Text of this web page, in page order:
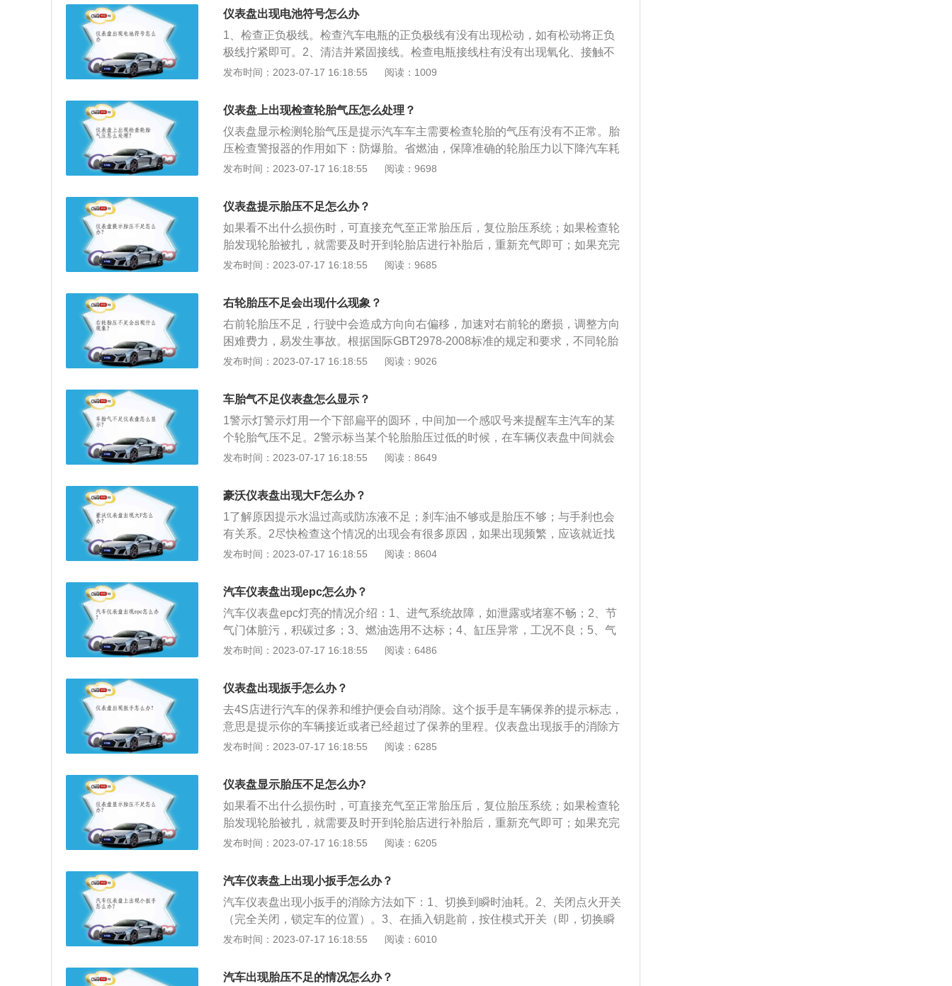
胎被损坏了，所以会亮起黄灯，这时就要赶快对轮胎进行修补，或者是更换，就
可以解决这一问题。当仪表盘上出现了相应的提示后，车主一定要特别的警惕，
不要因为自己的疏忽，影响了行车的安全。在遇到相应提示灯亮起时，自己解决
主发现胎压警报之后，可是身边没有专门的轮胎压力表，此时就能通过目测的方
式，去观察一下轮胎的花纹，以及跟地面之间接触的面积，从而去判断轮胎是否
有漏气的现象。如果漏气不是很明显，车辆还是可以继续行驶，但注意速度不能
太快，车速需要控制在50km/h以内。如果由于轮胎漏气情况很严重，无法继续行
驶下去，此时就能在车辆后面的位置放一个警示牌。同时把汽车的双闪警告灯打
很可能会因为胎压偏低，最终造成轮胎侧面被轮毂碾压，最终造成损坏。
仪表盘出现电池符号怎么办
1、检查正负极线。检查汽车电瓶的正负极线有没有出现松动，如有松动将正负
极线拧紧即可。2、清洁并紧固接线。检查电瓶接线柱有没有出现氧化、接触不
良的问题，有氧化的地方需要清洁打磨，因为氧化物可能会阻挡电瓶充电，接触
效的问题，可以用万用表测量电瓶电压，如果显示是12伏以上，说明电瓶没有问
题，如不是，说明电瓶损坏，需要维修或更换。4、维修发电机。发电机电压调
节器故障、励磁线路故障等问题导致仪表盘出现电池符号，要对发电机进行故障
排除，并进行维修。5、充电。可能是蓄电池电量不足造成的，需要及时充电。
6、关闭用电设备。可能车上用电设备出现了串电的现象，需要先将设备都关闭
电，需要及时更换。8、调整张紧轮。张紧轮过松会导致供电系统不工作，需要
调整张紧轮。9、去4s店检查。如果其他都没有问题，可能是电池监控系统出现
故障，需要去4s店或修理厂进行检查维修。10、自动熄灭。在汽车熄火后，如果
机开始工作，故障灯就会熄灭。汽车仪表盘上出现电池符号的报警灯，意味着蓄
一直不熄灭，不建议车主继续驾车上路，尤其是长途驾驶，会非常危险。
发布时间：2023-07-17 16:18:55 阅读：1009
仪表盘上出现检查轮胎气压怎么处理？
仪表盘显示检测轮胎气压是提示汽车车主需要检查轮胎的气压有没有不正常。胎
压检查警报器的作用如下：防爆胎。省燃油，保障准确的轮胎压力以下降汽车耗
油。降低磨损，气压不足会引起过度磨损，减少轮胎使用寿命。胎压太高会使轮
轮胎变硬、影响乘座的舒适性、影响其他的零部件的使用寿命。胎压过低会增大
轮胎两边的触地面积、添加耗油、轮胎磨损且减少轮胎的使用寿命、轮胎侧壁弯
曲折断。
发布时间：2023-07-17 16:18:55 阅读：9698
仪表盘提示胎压不足怎么办？
如果看不出什么损伤时，可直接充气至正常胎压后，复位胎压系统；如果检查轮
胎发现轮胎被扎，就需要及时开到轮胎店进行补胎后，重新充气即可；如果充完
气一段时间后提示胎压不足，但轮胎没有破洞，可能是因为轮毂变形造成的漏
查气压，以免因充气过多，使轮胎爆裂。停止行驶后，须等轮胎散热后再充气，
因车辆行驶时胎温会上升，对气压有影响。检查气门嘴。气门嘴和气门芯如果配
合不平整，有凸出凹进的现象及其它缺陷，都不便充气和量气压。充气要注意清
洁。充入的空气不能含有水分和油液，以防内胎橡胶变质损坏。充气时不应超过
标准气压过多后再行放气，也不可因长期在外出后不能充气而过多地充气，如超
将气门嘴上的灰尘擦净，不要松动气门芯，充气完毕后应用肥皂泡水（或口水）
涂在气门嘴上，检查是否漏气（如果漏气就会产生小气泡），并将气门嘴帽配齐
装紧，防止泥沙进入气门嘴内部。
发布时间：2023-07-17 16:18:55 阅读：9685
右轮胎压不足会出现什么现象？
右前轮胎压不足，行驶中会造成方向向右偏移，加速对右前轮的磨损，调整方向
困难费力，易发生事故。根据国际GBT2978-2008标准的规定和要求，不同轮胎
胎压如下：标准型轮胎：2.4-2.5bar；增强型轮胎：2.8-2.9bar；最高气压：不应
向盘很沉，易跑偏等不利驾乘安全的因素；使轮胎各部位的运动量增大，过度的
碾压造成轮胎的异常发热；使得帘线以及橡胶的功能降低，引发脱层或者帘线折
断与轮辋之间产生过度的摩擦造成胎圈部位损伤，异常磨损；轮胎与地面的摩擦
成倍增加，胎温急剧升高，轮胎变软，强度急剧下降。车辆高速行驶，就可能导
致爆胎；使胎体变形增大，胎侧容易出现裂口，同时产生屈挠运动，导致过度发
肩磨损。
发布时间：2023-07-17 16:18:55 阅读：9026
车胎气不足仪表盘怎么显示？
1警示灯警示灯用一个下部扁平的圆环，中间加一个感叹号来提醒车主汽车的某
个轮胎气压不足。2警示标当某个轮胎胎压过低的时候，在车辆仪表盘中间就会
出现显示，是一个车辆的标志，缺少胎压的轮胎会为红色。
发布时间：2023-07-17 16:18:55 阅读：8649
豪沃仪表盘出现大F怎么办？
1了解原因提示水温过高或防冻液不足；刹车油不够或是胎压不够；与手刹也会
有关系。2尽快检查这个情况的出现会有很多原因，如果出现频繁，应该就近找
一家专业的维修店进行检查、维修。
发布时间：2023-07-17 16:18:55 阅读：8604
汽车仪表盘出现epc怎么办？
汽车仪表盘epc灯亮的情况介绍：1、进气系统故障，如泄露或堵塞不畅；2、节
气门体脏污，积碳过多；3、燃油选用不达标；4、缸压异常，工况不良；5、气
门故障，卡滞或积碳等；6、ECU故障；7、偶发性故障，误报。当epc指示灯亮
体；2、清除相关部位积碳；3、重新刷写ECU相关数据。在发现epc指示灯亮
时，车主可以首先尝试熄火重新启动，看epc灯是否还亮，如果不亮，说明没什
么问题，只是epc灯受到影响而误报；如果epc灯还亮，或者频繁亮起，那么车主
就要采取前面的解决方法。
发布时间：2023-07-17 16:18:55 阅读：6486
仪表盘出现扳手怎么办？
去4S店进行汽车的保养和维护便会自动消除。这个扳手是车辆保养的提示标志，
意思是提示你的车辆接近或者已经超过了保养的里程。仪表盘出现扳手的消除方
法是：1、插入钥匙，不要转动。2、按住里程表旁边的操作杆5到10秒，转动接
全带指示灯：提醒驾乘人员未系安全带。2、机油指示灯：提醒车主机油压力过
低。3、车门指示灯：提醒车主车门未关。
发布时间：2023-07-17 16:18:55 阅读：6285
仪表盘显示胎压不足怎么办?
如果看不出什么损伤时，可直接充气至正常胎压后，复位胎压系统；如果检查轮
胎发现轮胎被扎，就需要及时开到轮胎店进行补胎后，重新充气即可；如果充完
气一段时间后提示胎压不足，但轮胎没有破洞，可能是因为轮毂变形造成的漏
查气压，以免因充气过多，使轮胎爆裂。停止行驶后，须等轮胎散热后再充气，
因车辆行驶时胎温会上升，对气压有影响。检查气门嘴。气门嘴和气门芯如果配
合不平整，有凸出凹进的现象及其它缺陷，都不便充气和量气压。充气要注意清
洁。充入的空气不能含有水分和油液，以防内胎橡胶变质损坏。充气时不应超过
标准气压过多后再行放气，也不可因长期在外出后不能充气而过多地充气，如超
将气门嘴上的灰尘擦净，不要松动气门芯，充气完毕后应用肥皂泡水（或口水）
发布时间：2023-07-17 16:18:55 阅读：6205
汽车仪表盘上出现小扳手怎么办？
汽车仪表盘出现小扳手的消除方法如下：1、切换到瞬时油耗。2、关闭点火开关
（完全关闭，锁定车的位置）。3、在插入钥匙前，按住模式开关（即，切换瞬
时油耗和小里程的开关）不要松开。4、打开点火开关等自检完毕（不要点
就可以归零，不会再出现小扳手。注意：还有一种方法是去做汽车保养进行消
发布时间：2023-07-17 16:18:55 阅读：6010
汽车出现胎压不足的情况怎么办？